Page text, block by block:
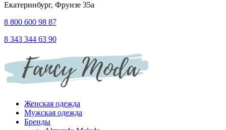
Екатеринбург, Фрунзе 35а
8 800 600 98 87
8 343 344 63 90
Женская одежда
Мужская одежда
Бренды